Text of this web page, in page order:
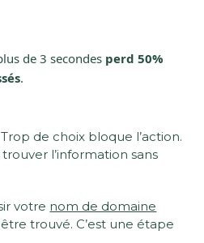
de 3 secondes perd 50%
.
de choix bloque l’action.
l’information sans
votre nom de domaine
trouvé. C’est une étape